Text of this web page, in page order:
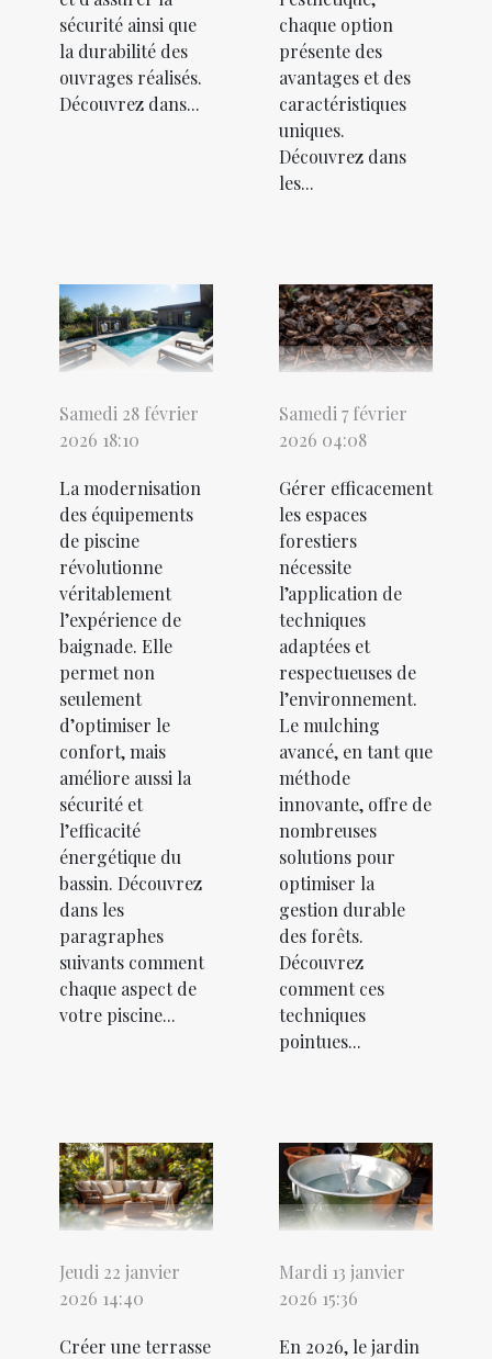
sécurité ainsi que
la durabilité des
ouvrages réalisés.
Découvrez dans...
chaque option
présente des
avantages et des
caractéristiques
uniques.
Découvrez dans
les...
Samedi 28 février
2026 18:10
La modernisation
des équipements
de piscine
révolutionne
véritablement
l’expérience de
baignade. Elle
permet non
seulement
d’optimiser le
confort, mais
améliore aussi la
sécurité et
l’efficacité
énergétique du
bassin. Découvrez
dans les
paragraphes
suivants comment
chaque aspect de
votre piscine...
Samedi 7 février
2026 04:08
Gérer efficacement
les espaces
forestiers
nécessite
l’application de
techniques
adaptées et
respectueuses de
l’environnement.
Le mulching
avancé, en tant que
méthode
innovante, offre de
nombreuses
solutions pour
optimiser la
gestion durable
des forêts.
Découvrez
comment ces
techniques
pointues...
Jeudi 22 janvier
2026 14:40
Créer une terrasse
Mardi 13 janvier
2026 15:36
En 2026, le jardin